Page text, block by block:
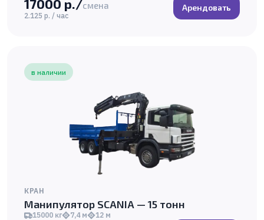
17000 р./смена
2.125 р. / час
Арендовать
в наличии
КРАН
Манипулятор SCANIA — 15 тонн
15000 кг 7,4 м 12 м